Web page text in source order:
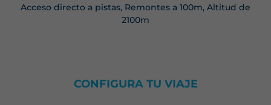
Acceso directo a pistas, Remontes a 100m, Altitud de
2100m
CONFIGURA TU VIAJE